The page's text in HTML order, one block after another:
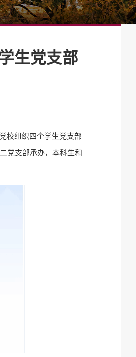
生党支部
校组织四个学生党支部
党支部承办，本科生和